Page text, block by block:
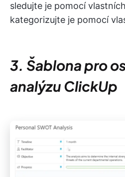
sledujte je pomocí
kategorizujte je pomocí
3. Šablona pro
analýzu ClickUp